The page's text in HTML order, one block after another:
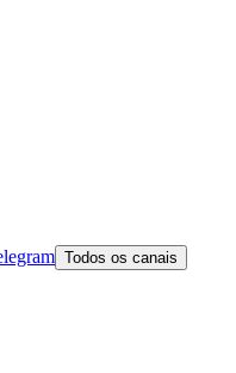
Todos os canais